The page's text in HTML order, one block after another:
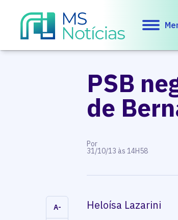
PSB
de
Por
31/10/13 às 14H58
A- Heloísa Lazarini